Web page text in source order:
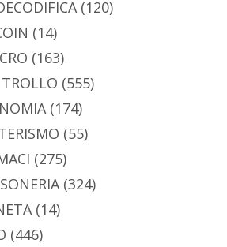
(120)
(14)
(163)
(555)
(174)
(55)
(275)
(324)
(14)
(446)